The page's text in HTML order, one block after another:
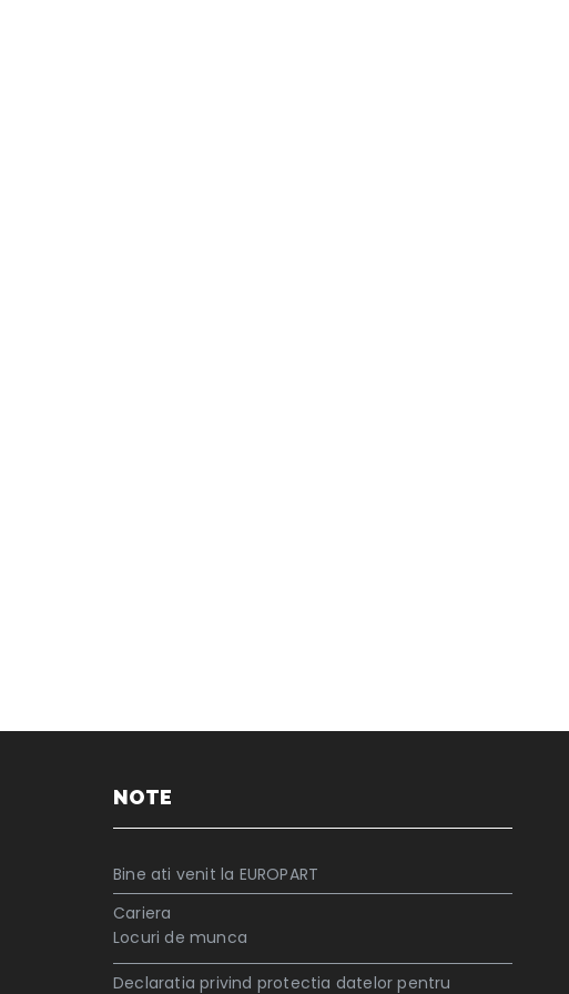
NOTE
Bine ati venit la EUROPART
Cariera
Locuri de munca
Declaratia privind protectia datelor pentru